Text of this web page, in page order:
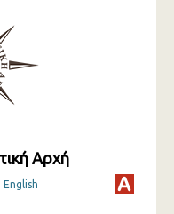
Αρχή
English